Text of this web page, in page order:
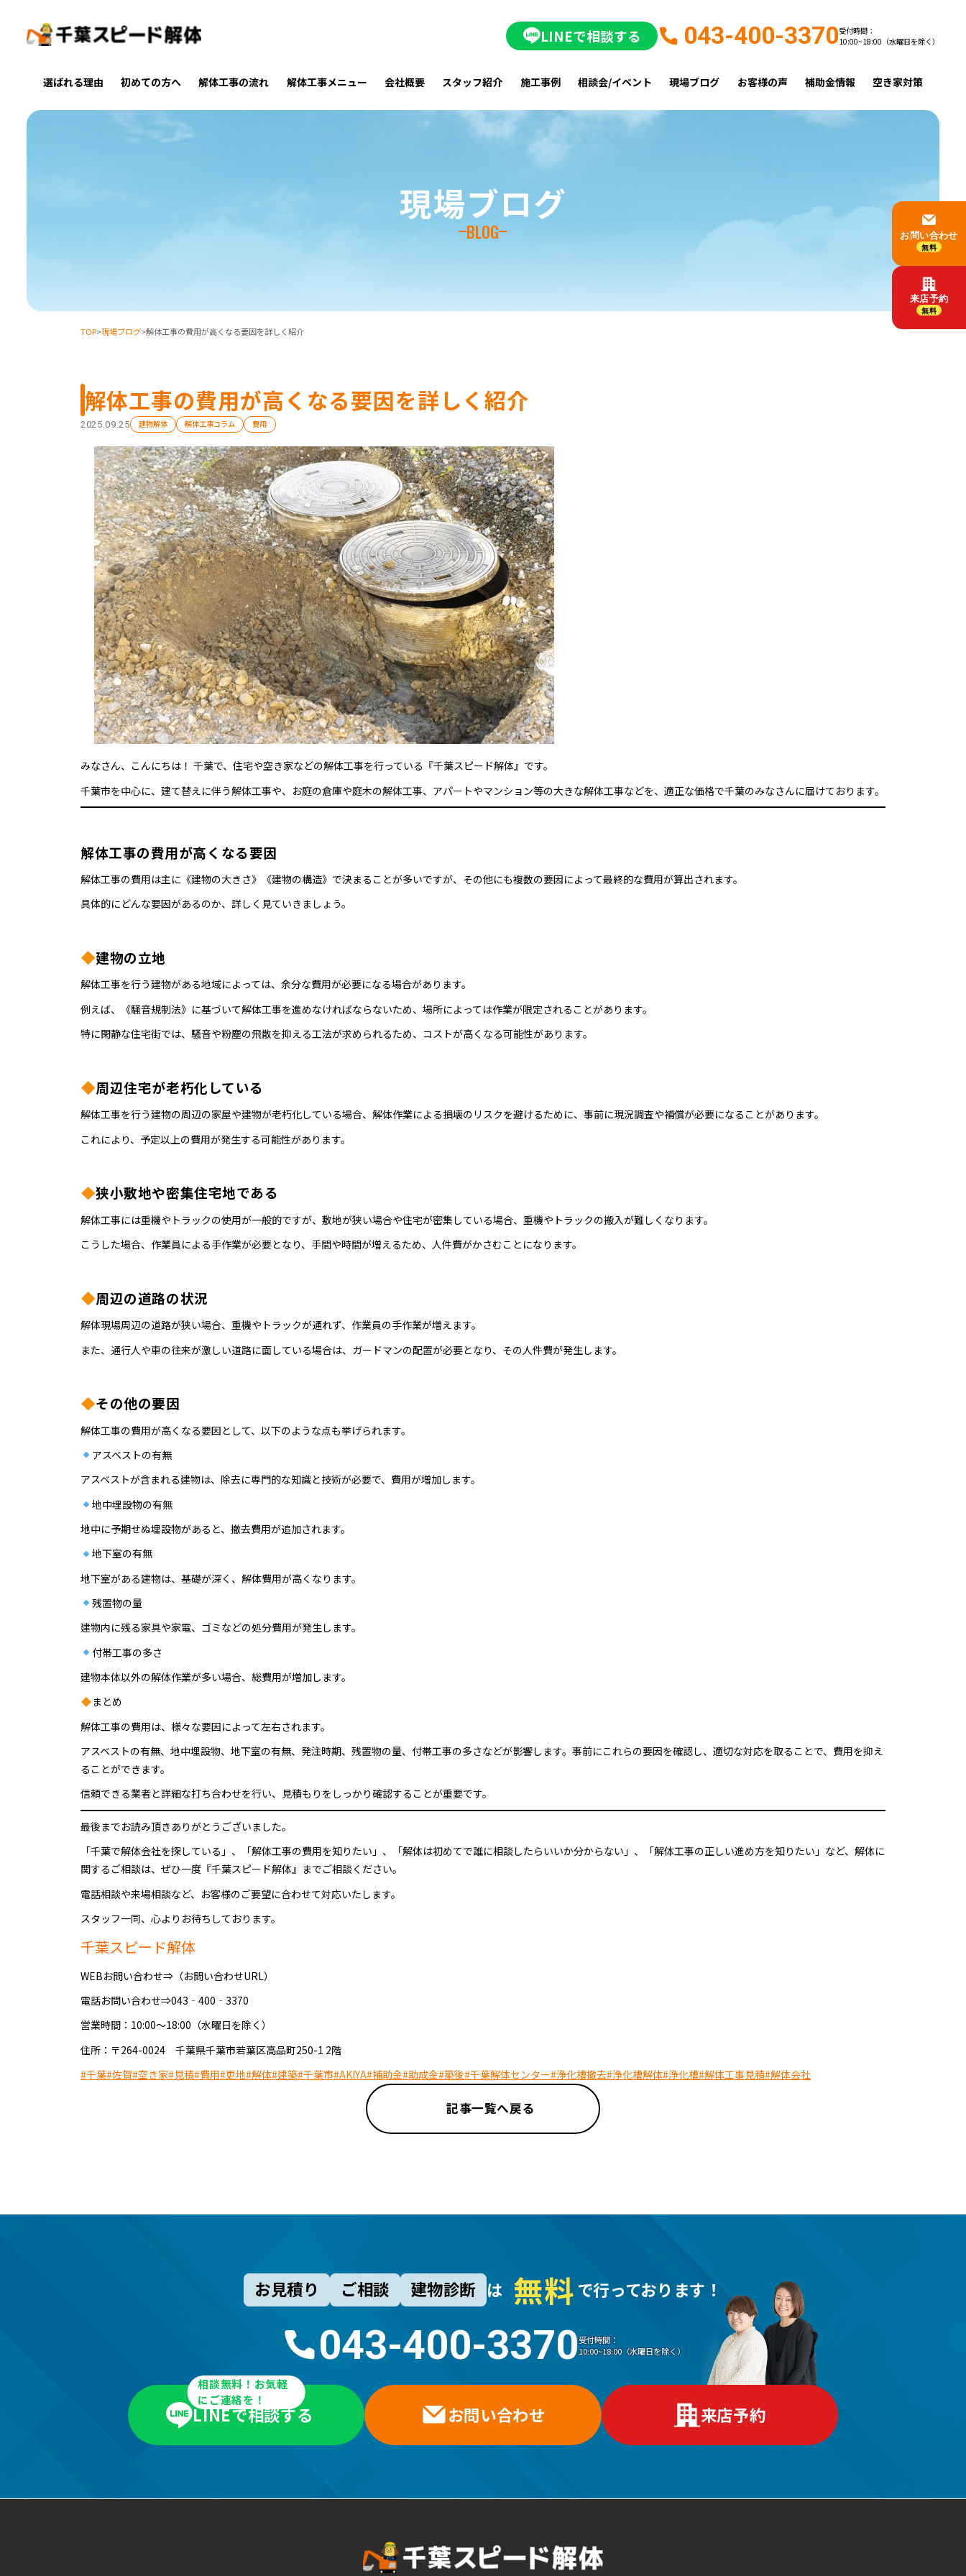
お問い合わせ
無料
来店予約
無料
LINEで相談する 043-400-3370受付時間：
10:00~18:00（水曜日を除く）
選ばれる理由 初めての方へ 解体工事の流れ 解体工事メニュー 会社概要 スタッフ紹介 施工事例 相談会/イベント 現場ブログ お客様の声 補助金情報 空き家対策
現場ブログ
BLOG
TOP>現場ブログ>解体工事の費用が高くなる要因を詳しく紹介
解体工事の費用が高くなる要因を詳しく紹介
2025.09.25 建物解体 解体工事コラム 費用
みなさん、こんにちは！ 千葉で、住宅や空き家などの解体工事を行っている『千葉スピード解体』です。
千葉市を中心に、建て替えに伴う解体工事や、お庭の倉庫や庭木の解体工事、アパートやマンション等の大きな解体工事などを、適正な価格で千葉のみなさんに届けております。
解体工事の費用が高くなる要因
解体工事の費用は主に《建物の大きさ》《建物の構造》で決まることが多いですが、その他にも複数の要因によって最終的な費用が算出されます。
具体的にどんな要因があるのか、詳しく見ていきましょう。
建物の立地
解体工事を行う建物がある地域によっては、余分な費用が必要になる場合があります。
例えば、《騒音規制法》に基づいて解体工事を進めなければならないため、場所によっては作業が限定されることがあります。
特に閑静な住宅街では、騒音や粉塵の飛散を抑える工法が求められるため、コストが高くなる可能性があります。
周辺住宅が老朽化している
解体工事を行う建物の周辺の家屋や建物が老朽化している場合、解体作業による損壊のリスクを避けるために、事前に現況調査や補償が必要になることがあります。
これにより、予定以上の費用が発生する可能性があります。
狭小敷地や密集住宅地である
解体工事には重機やトラックの使用が一般的ですが、敷地が狭い場合や住宅が密集している場合、重機やトラックの搬入が難しくなります。
こうした場合、作業員による手作業が必要となり、手間や時間が増えるため、人件費がかさむことになります。
周辺の道路の状況
解体現場周辺の道路が狭い場合、重機やトラックが通れず、作業員の手作業が増えます。
また、通行人や車の往来が激しい道路に面している場合は、ガードマンの配置が必要となり、その人件費が発生します。
その他の要因
解体工事の費用が高くなる要因として、以下のような点も挙げられます。
アスベストの有無
アスベストが含まれる建物は、除去に専門的な知識と技術が必要で、費用が増加します。
地中埋設物の有無
地中に予期せぬ埋設物があると、撤去費用が追加されます。
地下室の有無
地下室がある建物は、基礎が深く、解体費用が高くなります。
残置物の量
建物内に残る家具や家電、ゴミなどの処分費用が発生します。
付帯工事の多さ
建物本体以外の解体作業が多い場合、総費用が増加します。
まとめ
解体工事の費用は、様々な要因によって左右されます。
アスベストの有無、地中埋設物、地下室の有無、発注時期、残置物の量、付帯工事の多さなどが影響します。事前にこれらの要因を確認し、適切な対応を取ることで、費用を抑え
ることができます。
信頼できる業者と詳細な打ち合わせを行い、見積もりをしっかり確認することが重要です。
最後までお読み頂きありがとうございました。
「千葉で解体会社を探している」、「解体工事の費用を知りたい」、「解体は初めてで誰に相談したらいいか分からない」、「解体工事の正しい進め方を知りたい」など、解体に
関するご相談は、ぜひ一度『千葉スピード解体』までご相談ください。
電話相談や来場相談など、お客様のご要望に合わせて対応いたします。
スタッフ一同、心よりお待ちしております。
千葉スピード解体
WEBお問い合わせ⇒（お問い合わせURL）
電話お問い合わせ⇒043‐400‐3370
営業時間：10:00～18:00（水曜日を除く）
住所：〒264-0024 千葉県千葉市若葉区高品町250-1 2階
#千葉#佐賀#空き家#見積#費用#更地#解体#建築#千葉市#AKIYA#補助金#助成金#築後#千葉解体センター#浄化槽撤去#浄化槽解体#浄化槽#解体工事見積#解体会社
記事一覧へ戻る
お見積り ご相談 建物診断 は 無料で行っております！
043-400-3370受付時間：
10:00~18:00（水曜日を除く）
相談無料！お気軽
にご連絡を！
LINEで相談する お問い合わせ 来店予約